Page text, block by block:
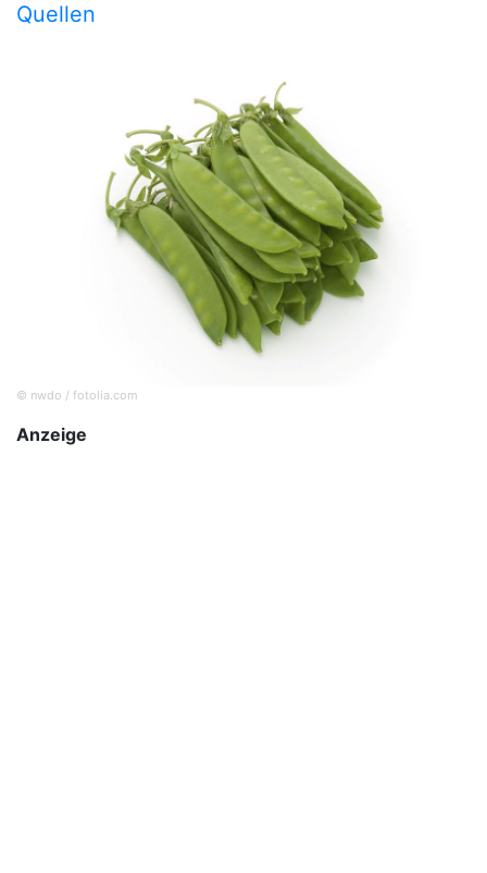
Quellen
© nwdo / fotolia.com
Anzeige